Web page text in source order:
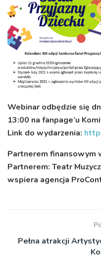
Webinar odbędzie się
13:00 na fanpage’u
Link do wydarzenia:
Partnerem finansowym
Partnerem: Teatr
wspiera agencja
Pełna atrakcji